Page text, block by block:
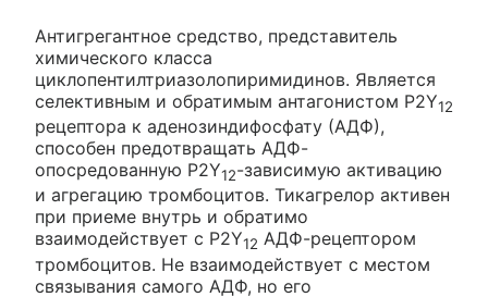
Антигрегантное средство, представитель
химического класса
циклопентилтриазолопиримидинов. Является
селективным и обратимым антагонистом Р2Y12
рецептора к аденозиндифосфату (АДФ),
способен предотвращать АДФ-
опосредованную P2Y12-зависимую активацию
и агрегацию тромбоцитов. Тикагрелор активен
при приеме внутрь и обратимо
взаимодействует с Р2Y12 АДФ-рецептором
тромбоцитов. Не взаимодействует с местом
связывания самого АДФ, но его